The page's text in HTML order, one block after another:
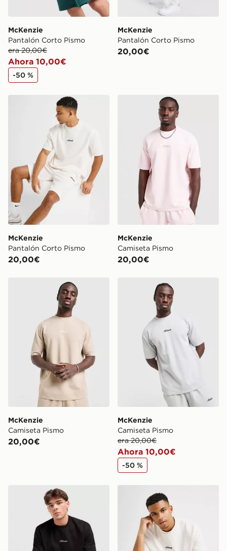
McKenzie
Pantalón Corto Pismo
era 20,00€
Ahora 10,00€
-50 %
McKenzie
Pantalón Corto Pismo
20,00€
McKenzie Pantalón Corto Pismo
McKenzie
Pantalón Corto Pismo
20,00€
McKenzie Camiseta Pismo
McKenzie
Camiseta Pismo
20,00€
McKenzie Camiseta Pismo
McKenzie
Camiseta Pismo
20,00€
McKenzie Camiseta Pismo
McKenzie
Camiseta Pismo
era 20,00€
Ahora 10,00€
-50 %
McKenzie Camiseta Pismo McKenzie Camiseta Pismo